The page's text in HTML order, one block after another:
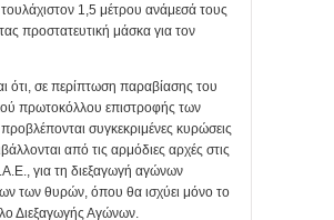
1,5 μέτρου ανάμεσά τους
προστατευτική μάσκα για τον
ότι, σε περίπτωση παραβίασης του
πρωτοκόλλου επιστροφής των
συγκεκριμένες κυρώσεις
από τις αρμόδιες αρχές στις
για τη διεξαγωγή αγώνων
των θυρών, όπου θα ισχύει μόνο το
Διεξαγωγής Αγώνων.